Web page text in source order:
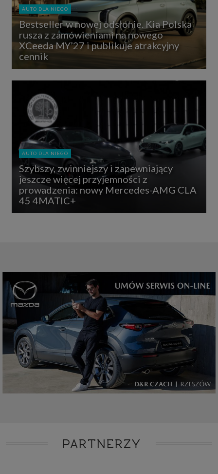
AUTO DLA NIEGO
Bestseller w nowej odsłonie. Kia Polska
rusza z zamówieniami na nowego
XCeeda MY’27 i publikuje atrakcyjny
cennik
AUTO DLA NIEGO
Szybszy, zwinniejszy i zapewniający
jeszcze więcej przyjemności z
prowadzenia: nowy Mercedes-AMG CLA
45 4MATIC+
PARTNERZY